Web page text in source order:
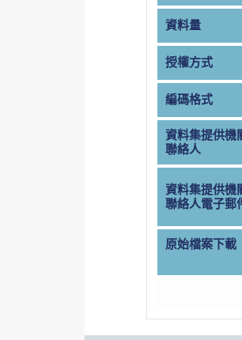
資料量
授權方式
編碼格式
資料集提供機
聯絡人
資料集提供機
聯絡人電子郵
原始檔案下載